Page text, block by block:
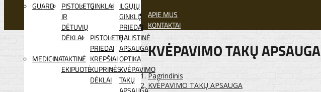
GUARD
PISTOLETŲ
IR
DĖTUVIŲ
DĖKLAI
GINKLAI ILGŲJŲ
GINKLŲ
PRIEDAI
PISTOLETŲ
PRIEDAI
BALISTINĖ
APSAUGA
MEDICINATAKTINĖ
EKIPUOTĖ
KREPŠIAI
KUPRINĖS
DĖKLAI
OPTIKA
KVĖPAVIMO
TAKŲ
APIE MUS
KONTAKTAI
KVĖPAVIMO TAKŲ APSAUGA
Pagrindinis
KVĖPAVIMO TAKŲ APSAUGA